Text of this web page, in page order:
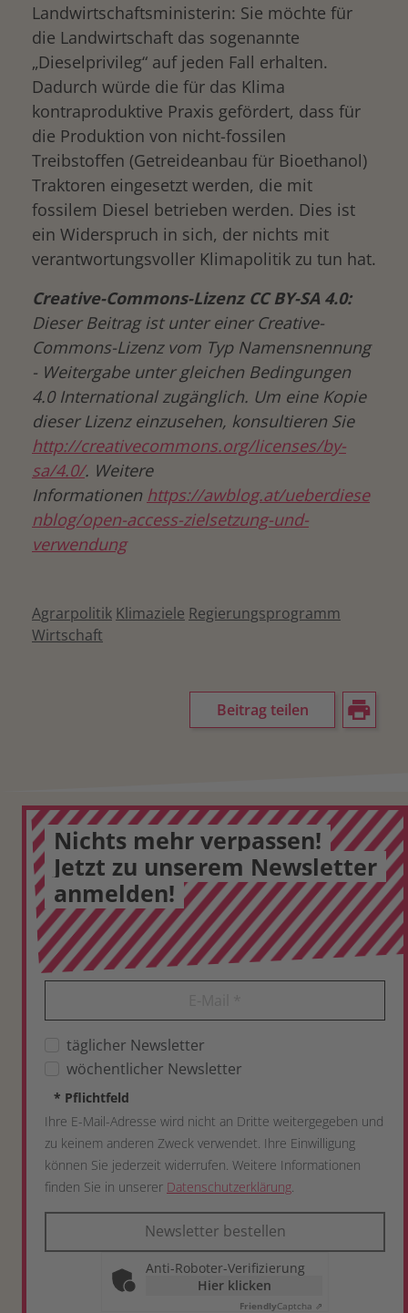
Landwirtschaftsministerin: Sie möchte für
die Landwirtschaft das sogenannte
„Dieselprivileg“ auf jeden Fall erhalten.
Dadurch würde die für das Klima
kontraproduktive Praxis gefördert, dass für
die Produktion von nicht-fossilen
Treibstoffen (Getreideanbau für Bioethanol)
Traktoren eingesetzt werden, die mit
fossilem Diesel betrieben werden. Dies ist
ein Widerspruch in sich, der nichts mit
verantwortungsvoller Klimapolitik zu tun hat.
Creative-Commons-Lizenz CC BY-SA 4.0:
Dieser Beitrag ist unter einer Creative-
Commons-Lizenz vom Typ Namensnennung
- Weitergabe unter gleichen Bedingungen
4.0 International zugänglich. Um eine Kopie
dieser Lizenz einzusehen, konsultieren Sie
http://creativecommons.org/licenses/by-
sa/4.0/. Weitere
Informationen https://awblog.at/ueberdiese
nblog/open-access-zielsetzung-und-
verwendung
Agrarpolitik Klimaziele Regierungsprogramm
Wirtschaft
Beitrag teilen
Nichts mehr verpassen!
Jetzt zu unserem Newsletter
anmelden!
täglicher Newsletter
wöchentlicher Newsletter
* Pflichtfeld
Ihre E-Mail-Adresse wird nicht an Dritte weitergegeben und
zu keinem anderen Zweck verwendet. Ihre Einwilligung
können Sie jederzeit widerrufen. Weitere Informationen
finden Sie in unserer Datenschutzerklärung.
Newsletter bestellen
Anti-Roboter-Verifizierung
Hier klicken
FriendlyCaptcha ⇗